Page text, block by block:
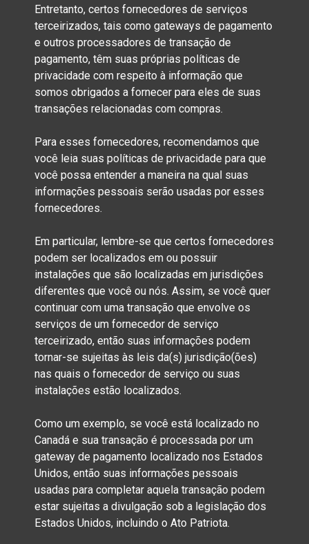
Entretanto, certos fornecedores de serviços
terceirizados, tais como gateways de pagamento
e outros processadores de transação de
pagamento, têm suas próprias políticas de
privacidade com respeito à informação que
somos obrigados a fornecer para eles de suas
transações relacionadas com compras.
Para esses fornecedores, recomendamos que
você leia suas políticas de privacidade para que
você possa entender a maneira na qual suas
informações pessoais serão usadas por esses
fornecedores.
Em particular, lembre-se que certos fornecedores
podem ser localizados em ou possuir
instalações que são localizadas em jurisdições
diferentes que você ou nós. Assim, se você quer
continuar com uma transação que envolve os
serviços de um fornecedor de serviço
terceirizado, então suas informações podem
tornar-se sujeitas às leis da(s) jurisdição(ões)
nas quais o fornecedor de serviço ou suas
instalações estão localizados.
Como um exemplo, se você está localizado no
Canadá e sua transação é processada por um
gateway de pagamento localizado nos Estados
Unidos, então suas informações pessoais
usadas para completar aquela transação podem
estar sujeitas a divulgação sob a legislação dos
Estados Unidos, incluindo o Ato Patriota.